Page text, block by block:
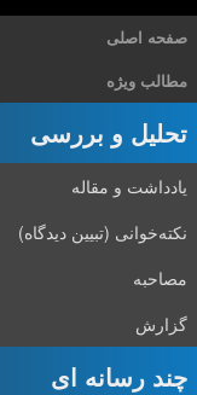
صفحه اصلی
مطالب ویژه
تحلیل و بررسی
یادداشت و مقاله
نکته‌خوانی (تبیین دیدگاه)
مصاحبه
گزارش
چند رسانه ای